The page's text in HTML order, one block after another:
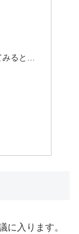
みると…
に入ります。